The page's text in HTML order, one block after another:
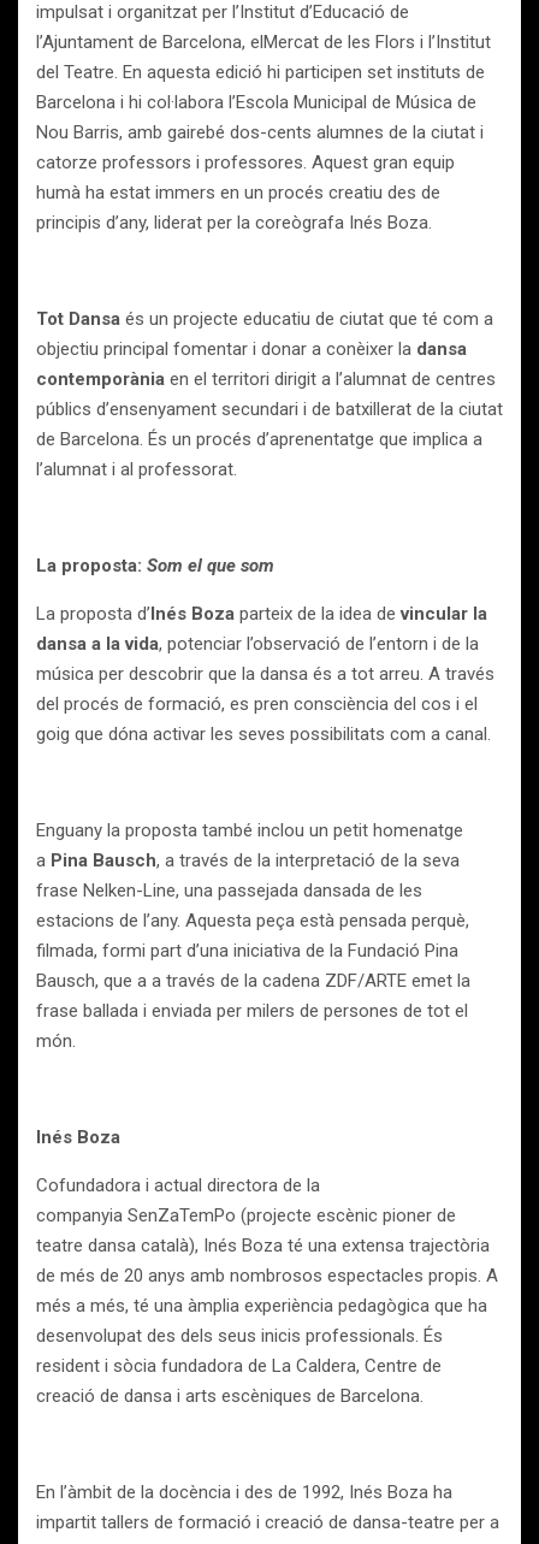
impulsat i organitzat per l’Institut d’Educació de
l’Ajuntament de Barcelona, elMercat de les Flors i l’Institut
del Teatre. En aquesta edició hi participen set instituts de
Barcelona i hi col·labora l’Escola Municipal de Música de
Nou Barris, amb gairebé dos-cents alumnes de la ciutat i
catorze professors i professores. Aquest gran equip
humà ha estat immers en un procés creatiu des de
principis d’any, liderat per la coreògrafa Inés Boza.
Tot Dansa és un projecte educatiu de ciutat que té com a
objectiu principal fomentar i donar a conèixer la dansa
contemporània en el territori dirigit a l’alumnat de centres
públics d’ensenyament secundari i de batxillerat de la ciutat
de Barcelona. És un procés d’aprenentatge que implica a
l’alumnat i al professorat.
La proposta: Som el que som
La proposta d’Inés Boza parteix de la idea devincular la
dansa a la vida, potenciar l’observació de l’entorn i de la
música per descobrir que la dansa és a tot arreu. A través
del procés de formació, es pren consciència del cos i el
goig que dóna activar les seves possibilitats com a canal.
Enguany la proposta també inclou un petit homenatge
a Pina Bausch, a través de la interpretació de la seva
frase Nelken-Line, una passejada dansada de les
estacions de l’any. Aquesta peça està pensada perquè,
filmada, formi part d’una iniciativa de la Fundació Pina
Bausch, que a a través de la cadena ZDF/ARTE emet la
frase ballada i enviada per milers de persones de tot el
món.
Inés Boza
Cofundadora i actual directora de la
companyia SenZaTemPo (projecte escènic pioner de
teatre dansa català), Inés Boza té una extensa trajectòria
de més de 20 anys amb nombrosos espectacles propis. A
més a més, té una àmplia experiència pedagògica que ha
desenvolupat des dels seus inicis professionals. És
resident i sòcia fundadora de La Caldera, Centre de
creació de dansa i arts escèniques de Barcelona.
En l’àmbit de la docència i des de 1992, Inés Boza ha
impartit tallers de formació i creació de dansa-teatre per a